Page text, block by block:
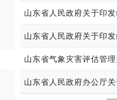
山东省气象灾害评估管
山东省人民政府办公厅